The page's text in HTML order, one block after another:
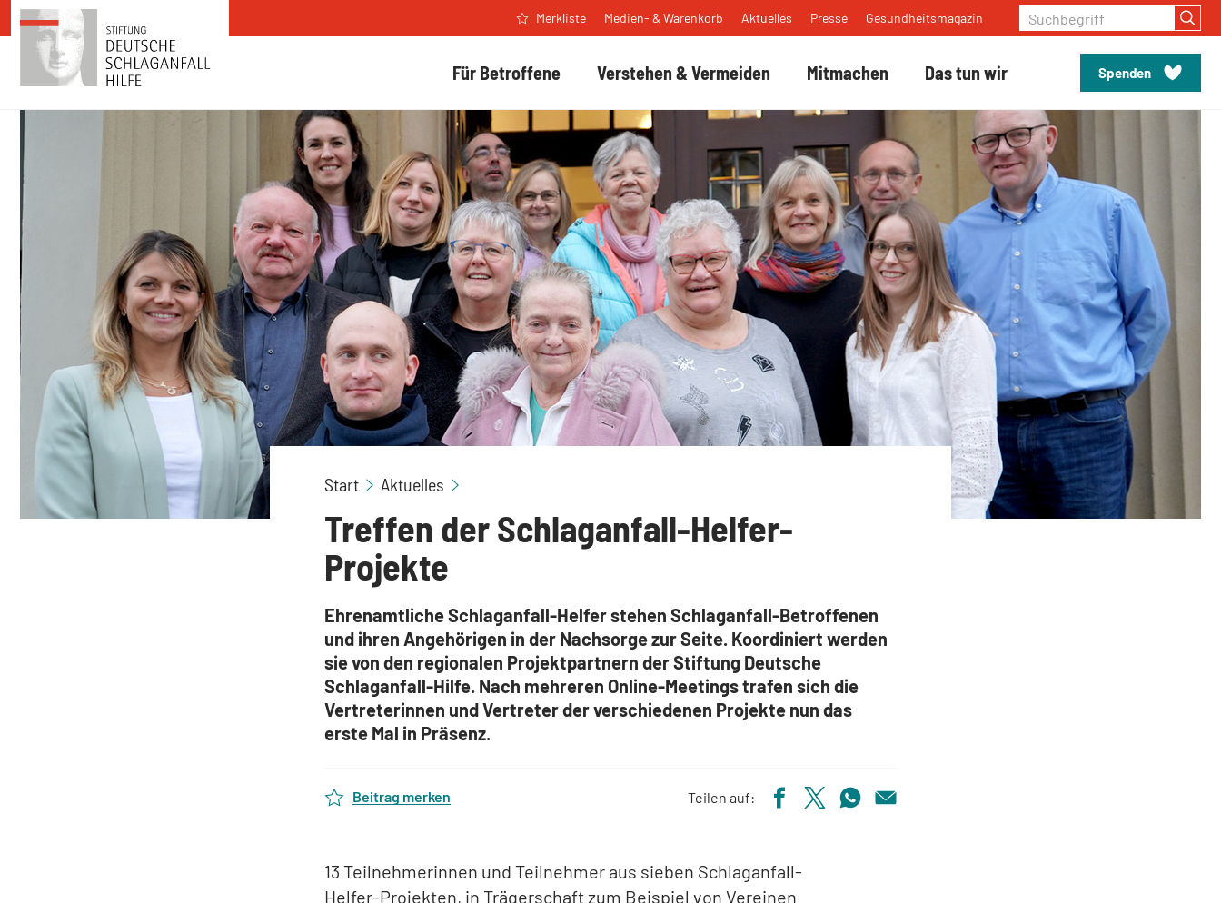
Zum Inhalt springen
Für Betroffene Verstehen & Vermeiden Mitmachen Das tun wir Spenden
Merkliste Medien- & Warenkorb Aktuelles Presse Gesundheitsmagazin Suchbegriff
Start Aktuelles
Treffen der Schlaganfall-Helfer-
Projekte
Ehrenamtliche Schlaganfall-Helfer stehen Schlaganfall-Betroffenen
und ihren Angehörigen in der Nachsorge zur Seite. Koordiniert werden
sie von den regionalen Projektpartnern der Stiftung Deutsche
Schlaganfall-Hilfe. Nach mehreren Online-Meetings trafen sich die
Vertreterinnen und Vertreter der verschiedenen Projekte nun das
erste Mal in Präsenz.
Beitrag merken Teilen auf:
13 Teilnehmerinnen und Teilnehmer aus sieben Schlaganfall-
Helfer-Projekten, in Trägerschaft zum Beispiel von Vereinen